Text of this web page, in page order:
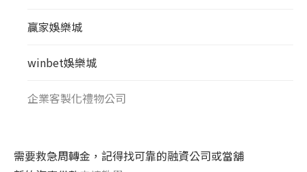
贏家娛樂城
winbet娛樂城
企業客製化禮物公司
需要救急周轉金，記得找可靠的融資公司或當舖